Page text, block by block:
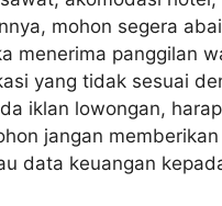
mohon segera
menerima panggilan
yang tidak sesuai
iklan lowongan,
jangan
data keuangan